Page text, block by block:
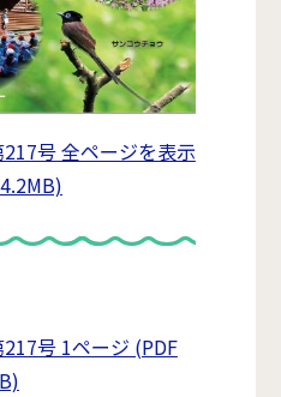
号 全ページを表示
号 1ページ (PDF